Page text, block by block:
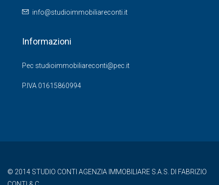
info@studioimmobiliareconti.it
Informazioni
Pec studioimmobiliareconti@pec.it
P.IVA 01615860994
© 2014 STUDIO CONTI AGENZIA IMMOBILIARE S.A.S. DI FABRIZIO